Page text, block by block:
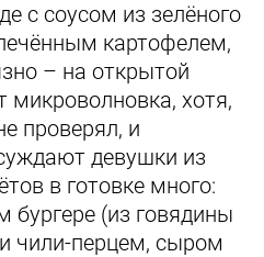
с соусом из зелёного
картофелем,
– на открытой
микроволновка, хотя,
проверял, и
девушки из
в готовке много:
бургере (из говядины
чили-перцем, сыром